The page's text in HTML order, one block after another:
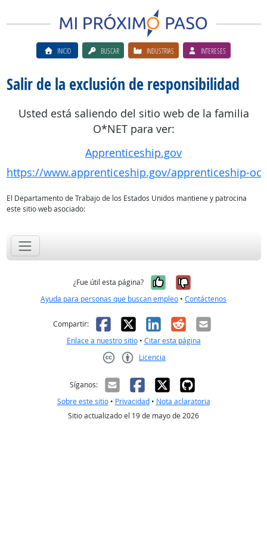
INICIO BUSCAR INDUSTRIAS INTERESES
Salir de la exclusión de responsibilidad
Usted está saliendo del sitio web de la familia
O*NET para ver:
Apprenticeship.gov
https://www.apprenticeship.gov/apprenticeship-
El Departamento de Trabajo de los Estados Unidos mantiene y patrocina
este sitio web asociado:
¿Fue útil esta página? Sí, fue útil
No, no fue
Ayuda para personas que buscan empleo • Contáctenos
Compartir: Facebook
X LinkedIn
RedditCorreo
Enlace a nuestro sitio• Citar esta página
Licencia
Síganos:
Sobre este sitio• Privacidad• Nota aclaratoria
Sitio actualizado el 19 de mayo de 2026